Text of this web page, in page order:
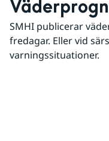
SMHI publicerar
fredagar. Eller vid
varningssituationer.